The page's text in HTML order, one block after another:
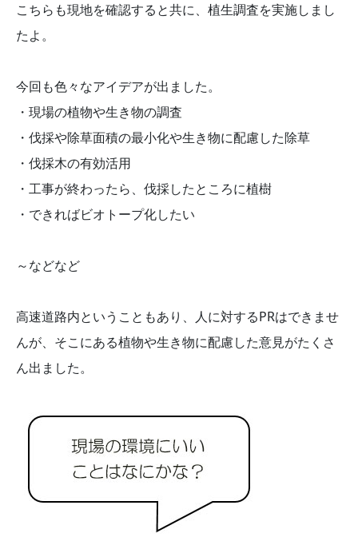
こちらも現地を確認すると共に、植生調査を実施しまし
たよ。
今回も色々なアイデアが出ました。
・現場の植物や生き物の調査
・伐採や除草面積の最小化や生き物に配慮した除草
・伐採木の有効活用
・工事が終わったら、伐採したところに植樹
・できればビオトープ化したい
～などなど
高速道路内ということもあり、人に対するPRはできませ
んが、そこにある植物や生き物に配慮した意見がたくさ
ん出ました。